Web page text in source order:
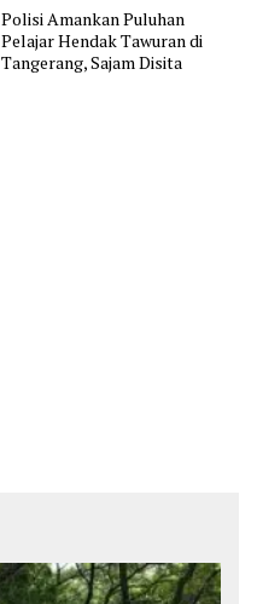
Polisi Amankan Puluhan
Pelajar Hendak Tawuran di
Tangerang, Sajam Disita